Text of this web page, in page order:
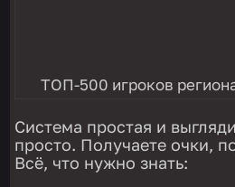
ТОП-500 игроков
Система простая и
просто. Получаете очки,
Всё, что нужно знать: